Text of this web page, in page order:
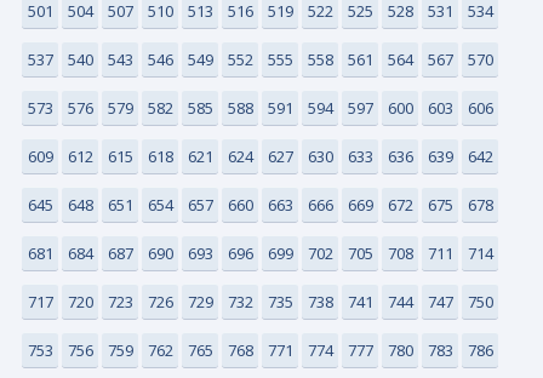
501 504 507 510 513 516 519 522 525 528 531 534
537 540 543 546 549 552 555 558 561 564 567 570
573 576 579 582 585 588 591 594 597 600 603 606
609 612 615 618 621 624 627 630 633 636 639 642
645 648 651 654 657 660 663 666 669 672 675 678
681 684 687 690 693 696 699 702 705 708 711 714
717 720 723 726 729 732 735 738 741 744 747 750
753 756 759 762 765 768 771 774 777 780 783 786